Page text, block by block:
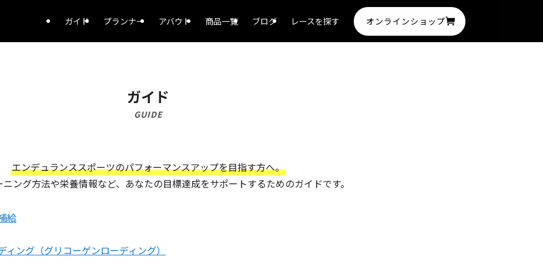
ガイド プランナー アバウト 商品一覧 ブログ レースを探す オンラインショップ
ガイド
GUIDE
エンデュランススポーツのパフォーマンスアップを目指す方へ。
ング方法や栄養情報など、あなたの目標達成をサポートするためのガイドです。
給
ィング（グリコーゲンローディング）